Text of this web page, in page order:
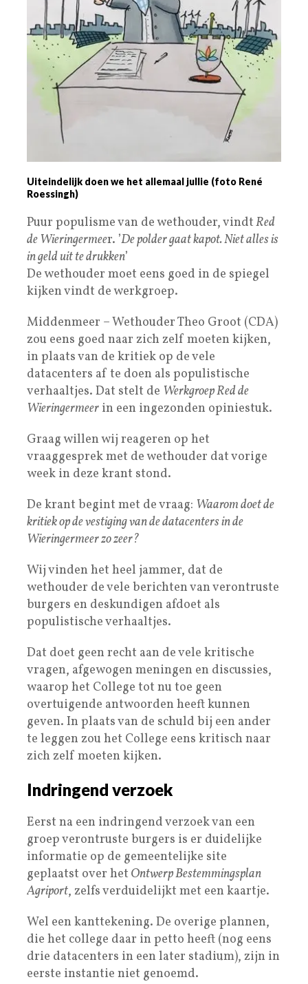
Uiteindelijk doen we het allemaal jullie (foto René
Roessingh)
Puur populisme van de wethouder, vindtRed
de Wieringermeer. ’De polder gaat kapot. Niet alles is
in geld uit te drukken’
De wethouder moet eens goed in de spiegel
kijken vindt de werkgroep.
Middenmeer – Wethouder Theo Groot (CDA)
zou eens goed naar zich zelf moeten kijken,
in plaats van de kritiek op de vele
datacenters af te doen als populistische
verhaaltjes. Dat stelt de Werkgroep Red de
Wieringermeer in een ingezonden opiniestuk.
Graag willen wij reageren op het
vraaggesprek met de wethouder dat vorige
week in deze krant stond.
De krant begint met de vraag: Waarom doet de
kritiek op de vestiging van de datacenters in de
Wieringermeer zo zeer?
Wij vinden het heel jammer, dat de
wethouder de vele berichten van verontruste
burgers en deskundigen afdoet als
populistische verhaaltjes.
Dat doet geen recht aan de vele kritische
vragen, afgewogen meningen en discussies,
waarop het College tot nu toe geen
overtuigende antwoorden heeft kunnen
geven. In plaats van de schuld bij een ander
te leggen zou het College eens kritisch naar
zich zelf moeten kijken.
Indringend verzoek
Eerst na een indringend verzoek van een
groep verontruste burgers is er duidelijke
informatie op de gemeentelijke site
geplaatst over het Ontwerp Bestemmingsplan
Agriport, zelfs verduidelijkt met een kaartje.
Wel een kanttekening. De overige plannen,
die het college daar in petto heeft (nog eens
drie datacenters in een later stadium), zijn in
eerste instantie niet genoemd.